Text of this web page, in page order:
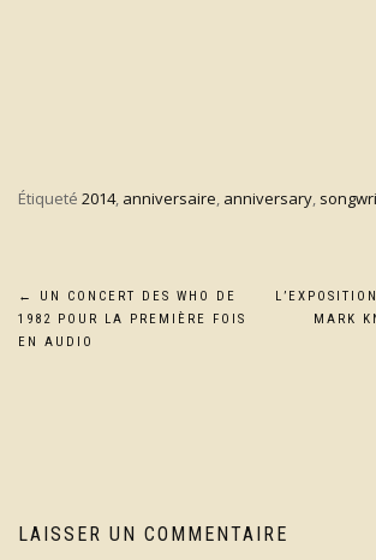
Étiqueté 2014, anniversaire, anniversary,
Navigation
de
←
UN CONCERT DES WHO DE
1982 POUR LA PREMIÈRE FOIS
EN AUDIO
MARK
LAISSER UN COMMENTAIRE